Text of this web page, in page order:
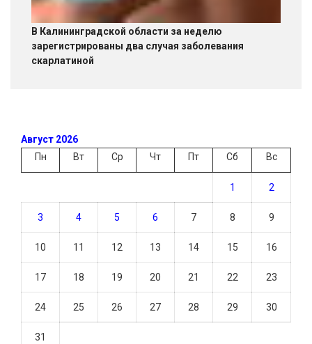
В Калининградской области за неделю
зарегистрированы два случая заболевания
скарлатиной
Август 2026
Пн
Вт Ср Чт Пт Сб Вс
1 2
3 4 5 6 7 8 9
10 11 12 13 14 15 16
17 18 19 20 21 22 23
24 25 26 27 28 29 30
31